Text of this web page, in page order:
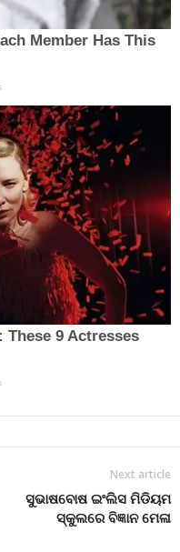
Next article
ସୁଭାଷବୋଷ ଇଂଲିସ ମିଡିୟମ
ସ୍କୁଲରେ ବିଜ୍ଞାନ ମେଳା